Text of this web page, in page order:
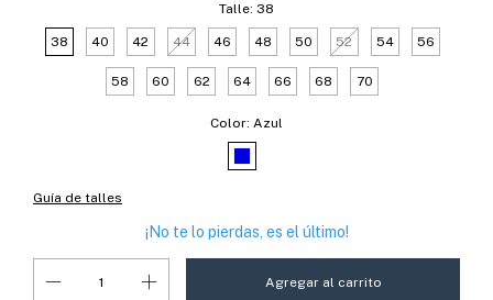
Talle: 38
38 40 42 44 46 48 50 52 54 56
58 60 62 64 66 68 70
Color: Azul
Guía de talles
¡No te lo pierdas, es el último!